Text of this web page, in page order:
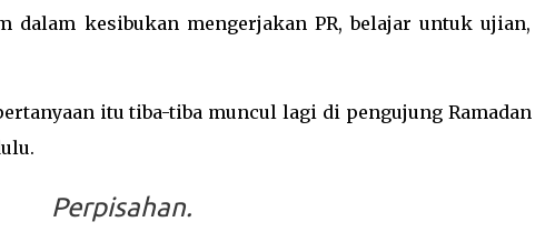
dalam kesibukan mengerjakan PR, belajar untuk
itu tiba-tiba muncul lagi di pengujung
Perpisahan.